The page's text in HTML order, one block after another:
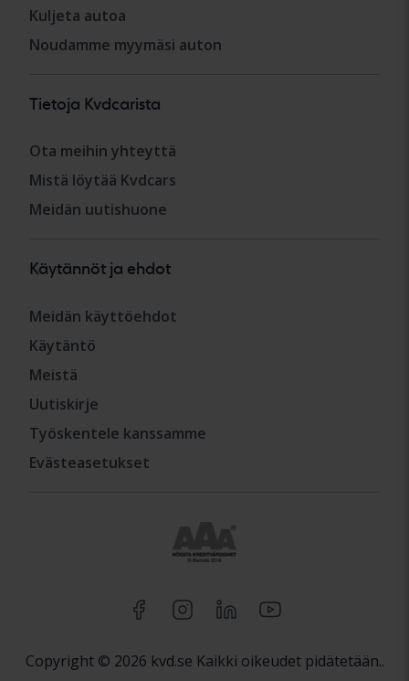
Kuljeta autoa
Noudamme myymäsi auton
Tietoja Kvdcarista
Ota meihin yhteyttä
Mistä löytää Kvdcars
Meidän uutishuone
Käytännöt ja ehdot
Meidän käyttöehdot
Käytäntö
Meistä
Uutiskirje
Työskentele kanssamme
Evästeasetukset
Copyright © 2026 kvd.se Kaikki oikeudet pidätetään..